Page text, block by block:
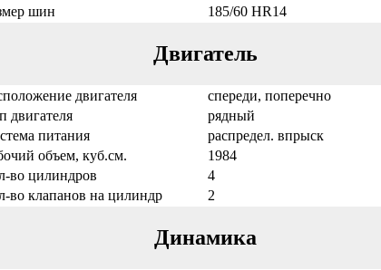
шин
185/60 HR14
Двигатель
двигателя
спереди, поперечно
двигателя
рядный
питания
распредел. впрыск
объем, куб.см.
1984
во цилиндров
4
во клапанов на цилиндр
2
Динамика